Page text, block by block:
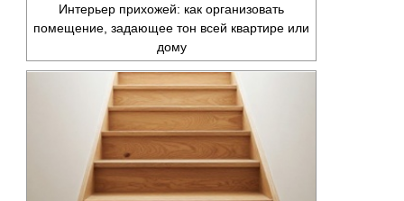
Интерьер прихожей: как организовать
помещение, задающее тон всей квартире или
дому